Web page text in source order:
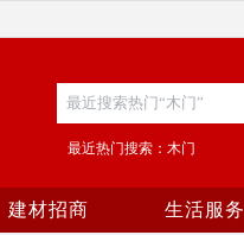
最近热门搜索：木门
建材招商 生活服务